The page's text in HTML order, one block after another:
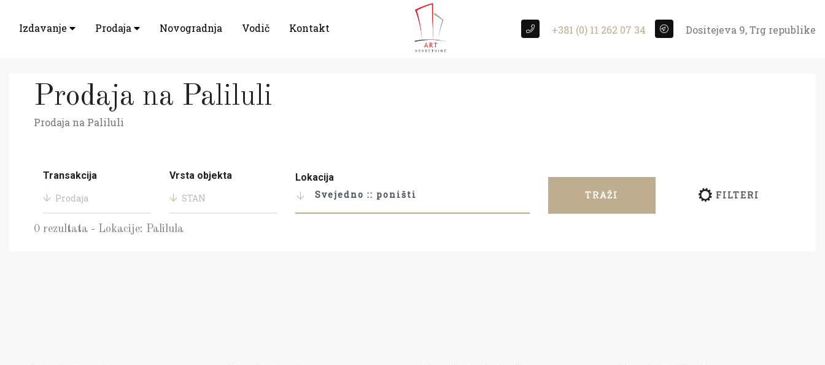
Izdavanje Prodaja Novogradnja Vodič Kontakt +381 (0) 11 262 07 34 Dositejeva 9, Trg republike
Prodaja na Paliluli
Prodaja na Paliluli
Transakcija
Prodaja
Vrsta objekta
STAN
Lokacija
Svejedno :: poništi
TRAŽI FILTERI
0 rezultata - Lokacije: Palilula